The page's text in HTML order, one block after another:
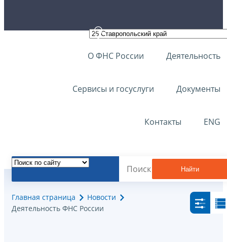
О ФНС России Деятельность
Сервисы и госуслуги Документы
Контакты ENG
Найти
Главная страница
Новости
Деятельность ФНС России